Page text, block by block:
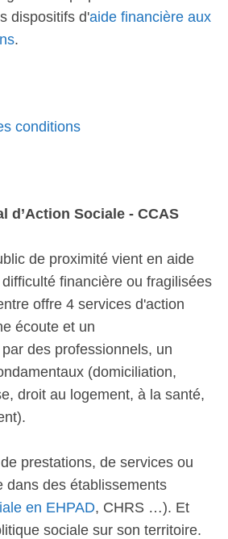
dispositifs d'aide financière aux
.
conditions
d’Action Sociale - CCAS
de proximité vient en aide
financière ou fragilisées
offre 4 services d'action
écoute et un
des professionnels, un
(domiciliation,
droit au logement, à la santé,
prestations, de services ou
dans des établissements
en EHPAD, CHRS …). Et
sociale sur son territoire.